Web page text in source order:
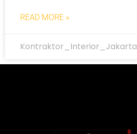
READ MORE »
Kontraktor_Interior_Jakarta